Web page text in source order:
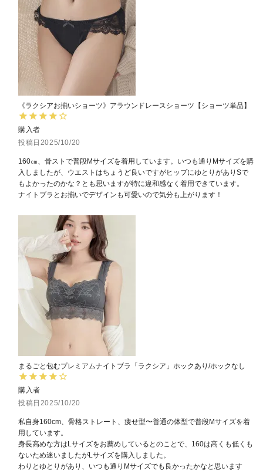
《ラクシアお揃いショーツ》アラウンドレースショーツ【ショーツ単品】
購入者
投稿日 2025/10/20
160㎝、骨ストで普段Mサイズを着用しています。いつも通りMサイズを購
入しましたが、ウエストはちょうど良いですがヒップにゆとりがありSで
もよかったのかな？とも思いますが特に違和感なく着用できています。
ナイトブラとお揃いでデザインも可愛いので気分も上がります！
まるごと包むプレミアムナイトブラ「ラクシア」ホックあり/ホックなし
購入者
投稿日 2025/10/20
私自身160cm、骨格ストレート、痩せ型〜普通の体型で普段Mサイズを着
用しています。
身長高めな方はLサイズをお薦めしているとのことで、160は高くも低くも
ないため迷いましたがLサイズを購入しました。
わりとゆとりがあり、いつも通りMサイズでも良かったかなと思います